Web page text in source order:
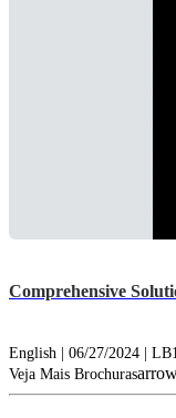
Comprehensive
English | 06/27/2024 |
Veja Mais Brochuras